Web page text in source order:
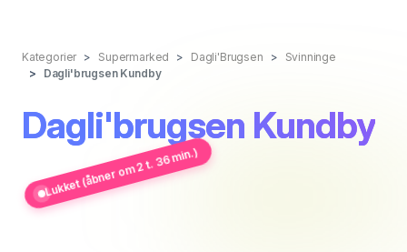
Kategorier Supermarked Dagli'Brugsen
Svinninge
Dagli'brugsen Kundby
Dagli'brugsen Kundby
Lukket (åbner om 2 t. 36 min.)